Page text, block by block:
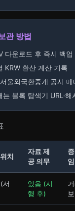
관 방법
다운로드 후 즉시 백업
KRW 환산 계산 기록
울외국환중개 공시 매
는 블록 탐색기 URL·해
치
자료 제
공 의무
임
서
있음 (시
행 후)